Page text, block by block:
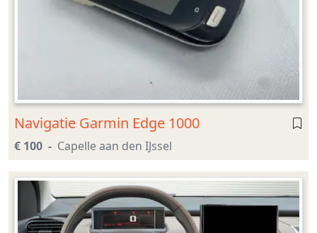
Navigatie Garmin Edge 1000
€ 100 Capelle aan den IJssel